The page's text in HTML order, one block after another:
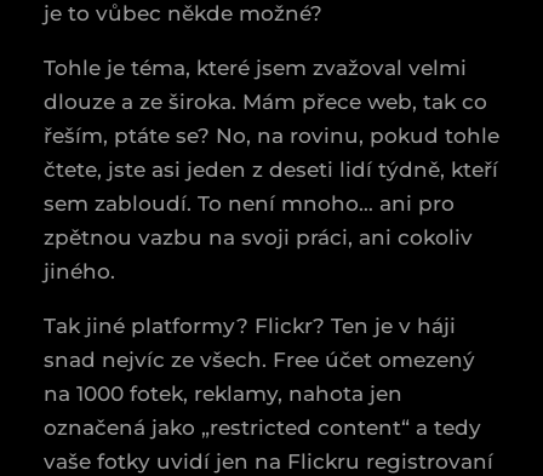
je to vůbec někde možné?
Tohle je téma, které jsem zvažoval velmi
dlouze a ze široka. Mám přece web, tak co
řeším, ptáte se? No, na rovinu, pokud tohle
čtete, jste asi jeden z deseti lidí týdně, kteří
sem zabloudí. To není mnoho… ani pro
zpětnou vazbu na svoji práci, ani cokoliv
jiného.
Tak jiné platformy? Flickr? Ten je v háji
snad nejvíc ze všech. Free účet omezený
na 1000 fotek, reklamy, nahota jen
označená jako „restricted content“ a tedy
vaše fotky uvidí jen na Flickru registrovaní